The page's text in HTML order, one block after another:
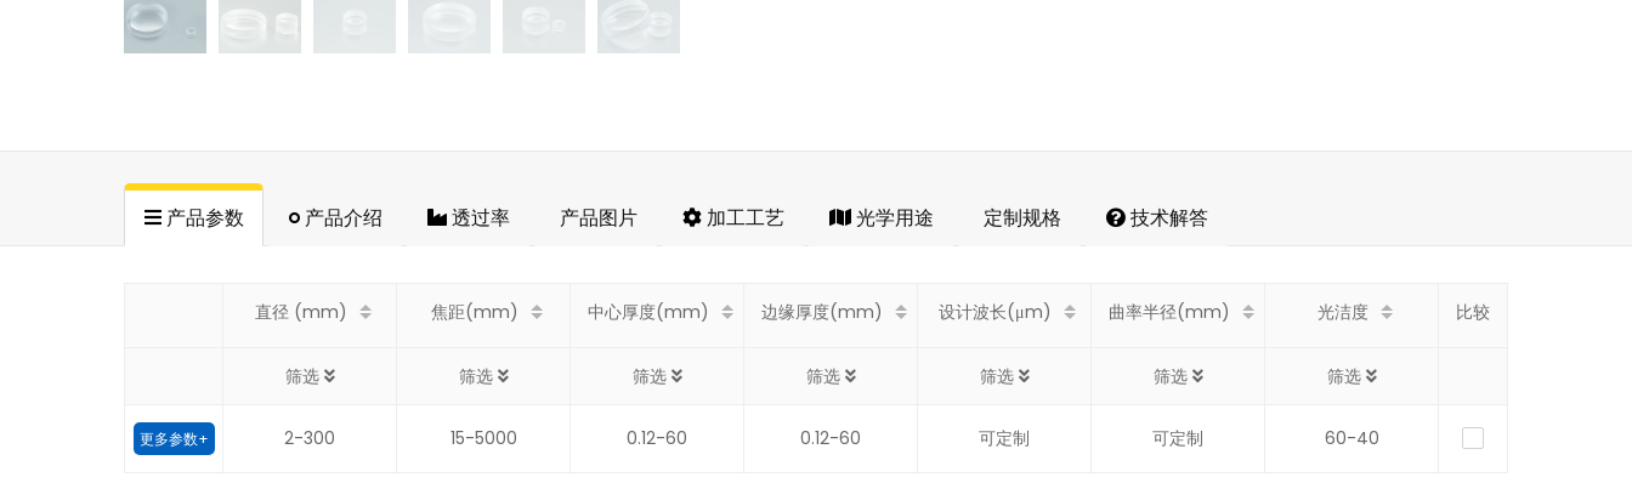
产品参数 产品介绍 透过率 产品图片 加工工艺 光学用途 定制规格 技术解答
直径 (mm) 焦距(mm) 中心厚度(mm) 边缘厚度(mm) 设计波长(μm) 曲率半径(mm) 光洁度 比较
筛选 筛选 筛选 筛选 筛选 筛选 筛选
更多参数+ 2-300 15-5000 0.12-60 0.12-60 可定制 可定制 60-40